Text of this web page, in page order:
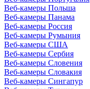
Веб-камеры Польша
Веб-камеры Панама
Веб-камеры Россия
Веб-камеры Румыния
Веб-камеры США
Веб-камеры Сербия
Веб-камеры Словения
Веб-камеры Словакия
Веб-камеры Сингапур